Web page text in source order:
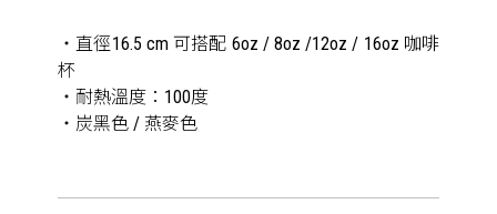
・直徑16.5 cm 可搭配 6oz / 8oz /12oz / 16oz 咖啡
杯
・耐熱溫度：100度
・炭黑色 / 燕麥色